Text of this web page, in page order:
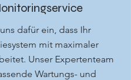
dafür ein, dass Ihr
mit maximaler
Unser Expertenteam
Wartungs- und